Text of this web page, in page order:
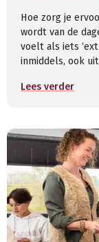
Hoe zorg je
wordt van de
voelt als iets
inmiddels, ook uit
Lees verder